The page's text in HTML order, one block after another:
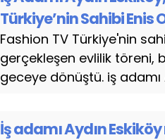
Türkiye’nin Sahibi Enis
Fashion TV Türkiye'nin
gerçekleşen evlilik töreni,
geceye dönüştü. iş adamı
İş adamı Aydın